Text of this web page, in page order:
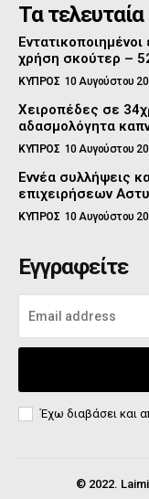
Τα τελευταία
χρήση σκούτερ –
ΚΥΠΡΟΣ 10 Αυγούστου
Χειροπέδες σε
αδασμολόγητα
ΚΥΠΡΟΣ 10 Αυγούστου
Εννέα συλλήψεις
επιχειρήσεων
ΚΥΠΡΟΣ 10 Αυγούστου
Εγγραφείτε
Έχω διαβάσει και
© 2022.